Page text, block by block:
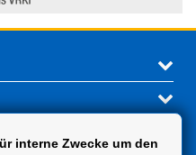
interne Zwecke um den